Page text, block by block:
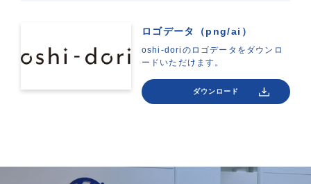
ロゴデータ（png/ai）
oshi-doriのロゴデータをダウンロ
ードいただけます。
ダウンロード